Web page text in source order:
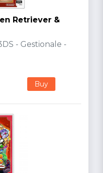
Retriever &
- Gestionale -
Buy